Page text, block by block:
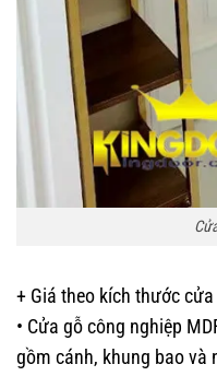
+ Giá theo kích thước cửa
• Cửa gỗ công nghiệp
gồm cánh, khung bao và